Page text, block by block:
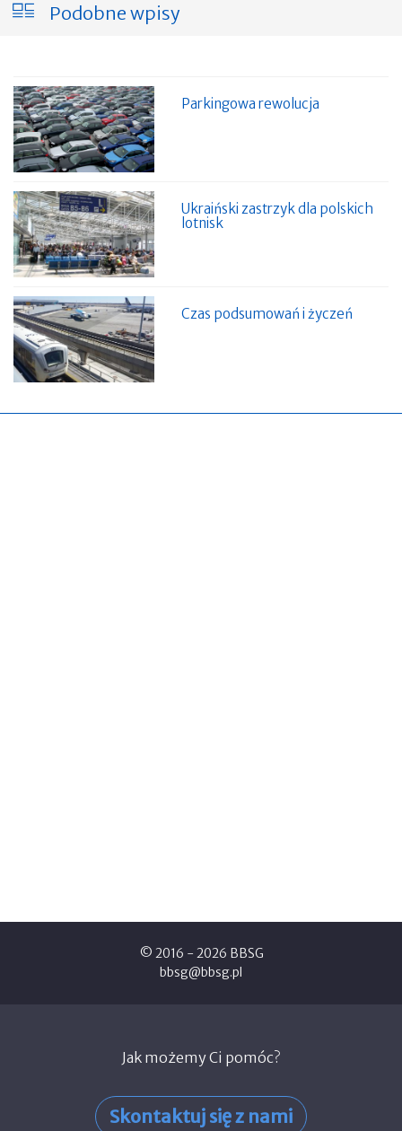
Podobne wpisy
Parkingowa rewolucja
Ukraiński zastrzyk dla polskich
lotnisk
Czas podsumowań i życzeń
© 2016 - 2026 BBSG
bbsg@bbsg.pl
Jak możemy Ci pomóc?
Skontaktuj się z nami